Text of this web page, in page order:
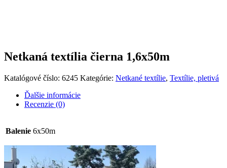
Netkaná textília čierna 1,6x50m
Katalógové číslo: 6245 Kategórie: Netkané textílie, Textílie, pletivá
Ďalšie informácie
Recenzie (0)
Balenie 6x50m